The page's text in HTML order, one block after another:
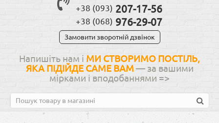
+38 (093) 207-17-56
+38 (068) 976-29-07
Замовити зворотній дзвінок
Напишіть нам і МИ СТВОРИМО ПОСТІЛЬ,
ЯКА ПІДІЙДЕ САМЕ ВАМ — за вашими
мірками і вподобаннями =>